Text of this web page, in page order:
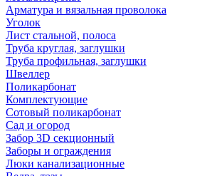
Арматура и вязальная проволока
Уголок
Лист стальной, полоса
Труба круглая, заглушки
Труба профильная, заглушки
Швеллер
Поликарбонат
Комплектующие
Сотовый поликарбонат
Сад и огород
Забор 3D секционный
Заборы и ограждения
Люки канализационные